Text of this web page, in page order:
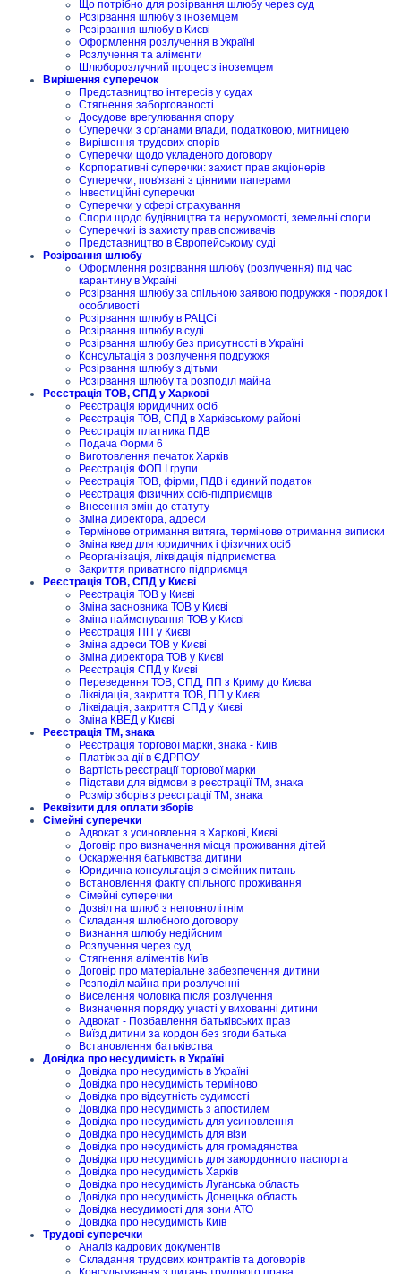
Що потрібно для розірвання шлюбу через суд
Розірвання шлюбу з іноземцем
Розірвання шлюбу в Києві
Оформлення розлучення в Україні
Розлучення та аліменти
Шлюборозлучний процес з іноземцем
Вирішення суперечок
Представництво інтересів у судах
Стягнення заборгованості
Досудове врегулювання спору
Суперечки з органами влади, податковою, митницею
Вирішення трудових спорів
Суперечки щодо укладеного договору
Корпоративні суперечки: захист прав акціонерів
Суперечки, пов'язані з цінними паперами
Інвестиційні суперечки
Суперечки у сфері страхування
Спори щодо будівництва та нерухомості, земельні спори
Суперечкиі із захисту прав споживачів
Представництво в Європейському суді
Розірвання шлюбу
Оформлення розірвання шлюбу (розлучення) під час
карантину в Україні
Розірвання шлюбу за спільною заявою подружжя - порядок і
особливості
Розірвання шлюбу в РАЦСі
Розірвання шлюбу в суді
Розірвання шлюбу без присутності в Україні
Консультація з розлучення подружжя
Розірвання шлюбу з дітьми
Розірвання шлюбу та розподіл майна
Реєстрація ТОВ, СПД у Харкові
Реєстрація юридичних осіб
Реєстрація ТОВ, СПД в Харківському районі
Реєстрація платника ПДВ
Подача Форми 6
Виготовлення печаток Харків
Реєстрація ФОП I групи
Реєстрація ТОВ, фірми, ПДВ і єдиний податок
Реєстрація фізичних осіб-підприємців
Внесення змін до статуту
Зміна директора, адреси
Термінове отримання витяга, термінове отримання виписки
Зміна квед для юридичних і фізичних осіб
Реорганізація, ліквідація підприємства
Закриття приватного підприємця
Реєстрація ТОВ, СПД у Києві
Реєстрація ТОВ у Києві
Зміна засновника ТОВ у Києві
Зміна найменування ТОВ у Києві
Реєстрація ПП у Києві
Зміна адреси ТОВ у Києві
Зміна директора ТОВ у Києві
Реєстрація СПД у Києві
Переведення ТОВ, СПД, ПП з Криму до Києва
Ліквідація, закриття ТОВ, ПП у Києві
Ліквідація, закриття СПД у Києві
Зміна КВЕД у Києві
Реєстрація ТМ, знака
Реєстрація торгової марки, знака - Київ
Платіж за дії в ЄДРПОУ
Вартість реєстрації торгової марки
Підстави для відмови в реєстрації ТМ, знака
Розмір зборів з реєстрації ТМ, знака
Реквізити для оплати зборів
Сімейні суперечки
Адвокат з усиновлення в Харкові, Києві
Договір про визначення місця проживання дітей
Оскарження батьківства дитини
Юридична консультація з сімейних питань
Встановлення факту спільного проживання
Сімейні суперечки
Дозвіл на шлюб з неповнолітнім
Складання шлюбного договору
Визнання шлюбу недійсним
Розлучення через суд
Стягнення аліментів Київ
Договір про матеріальне забезпечення дитини
Розподіл майна при розлученні
Виселення чоловіка після розлучення
Визначення порядку участі у вихованні дитини
Адвокат - Позбавлення батьківських прав
Виїзд дитини за кордон без згоди батька
Встановлення батьківства
Довідка про несудимість в Україні
Довідка про несудимість в Україні
Довідка про несудимість терміново
Довідка про відсутність судимості
Довідка про несудимість з апостилем
Довідка про несудимість для усиновлення
Довідка про несудимість для візи
Довідка про несудимість для громадянства
Довідка про несудимість для закордонного паспорта
Довідка про несудимість Харків
Довідка про несудимість Луганська область
Довідка про несудимість Донецька область
Довідка несудимості для зони АТО
Довідка про несудимість Київ
Трудові суперечки
Аналіз кадрових документів
Складання трудових контрактів та договорів